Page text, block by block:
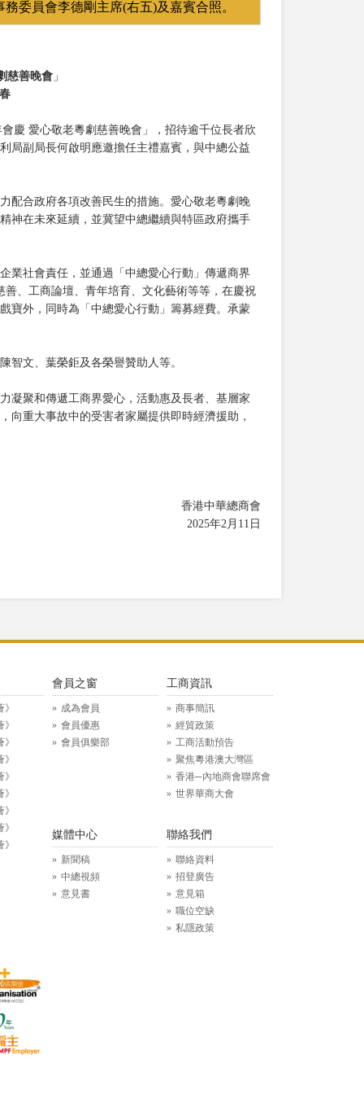
委員會李德剛主席(右五)及嘉賓合照。
慈善晚會 」
慶 愛心敬老粵劇慈善晚會」，招待逾千位長者欣
局副局長何啟明應邀擔任主禮嘉賓，與中總公益
配合政府各項改善民生的措施。愛心敬老粵劇晚
神在未來延續，並冀望中總繼續與特區政府攜手
業社會責任，並通過「中總愛心行動」傳遞商界
、工商論壇、青年培育、文化藝術等等，在慶祝
寶外，同時為「中總愛心行動」籌募經費。承蒙
陳智文、葉榮鉅及各榮譽贊助人等。
凝聚和傳遞工商界愛心，活動惠及長者、基層家
向重大事故中的受害者家屬提供即時經濟援助，
香港中華總商會
2025年2月11日
會員之窗
成為會員
會員優惠
會員俱樂部
工商資訊
商事簡訊
經貿政策
工商活動預告
聚焦粵港澳大灣區
香港─內地商會聯席會
世界華商大會
媒體中心
新聞稿
中總視頻
意見書
聯絡我們
聯絡資料
招登廣告
意見箱
職位空缺
私隱政策